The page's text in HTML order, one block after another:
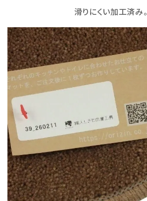
滑りにくい加工済み。